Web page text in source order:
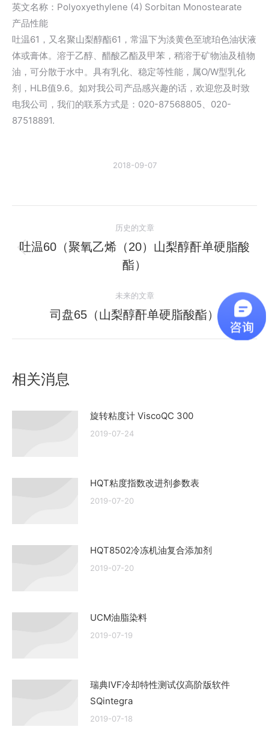
英文名称：Polyoxyethylene (4) Sorbitan Monostearate
产品性能
吐温61，又名聚山梨醇酯61，常温下为淡黄色至琥珀色油状液
体或膏体。溶于乙醇、醋酸乙酯及甲苯，稍溶于矿物油及植物
油，可分散于水中。具有乳化、稳定等性能，属O/W型乳化
剂，HLB值9.6。如对我公司产品感兴趣的话，欢迎您及时致
电我公司，我们的联系方式是：020-87568805、020-
87518891.
2018-09-07
章
历史的文章
史
章：
吐温60（聚氧乙烯（20）山梨醇酐单硬脂酸
酯）
未来的文章
未
司盘65（山梨醇酐单硬脂酸酯）
相关消息
旋转粘度计 ViscoQC 300
2019-07-24
HQT粘度指数改进剂参数表
2019-07-20
HQT8502冷冻机油复合添加剂
2019-07-20
UCM油脂染料
2019-07-19
瑞典IVF冷却特性测试仪高阶版软件
SQintegra
2019-07-18